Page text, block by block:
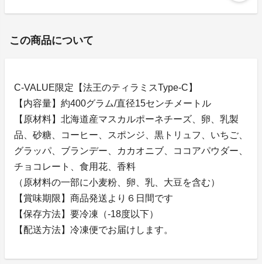
この商品について
C-VALUE限定【法王のティラミスType-C】
【内容量】約400グラム/直径15センチメートル
【原材料】北海道産マスカルポーネチーズ、卵、乳製
品、砂糖、コーヒー、スポンジ、黒トリュフ、いちご、
グラッパ、ブランデー、カカオニブ、ココアパウダー、
チョコレート、食用花、香料
（原材料の一部に小麦粉、卵、乳、大豆を含む）
【賞味期限】商品発送より６日間です
【保存方法】要冷凍（-18度以下）
【配送方法】冷凍便でお届けします。